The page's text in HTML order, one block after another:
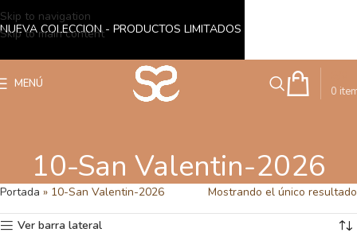
Skip to navigation
Skip to main content
MENÚ
0
10-San Valentin-2026
Portada » 10-San Valentin-2026 Mostrando el único resultado
Ver barra lateral
NUEVA COLECCION - PRODUCTOS LIMITADOS